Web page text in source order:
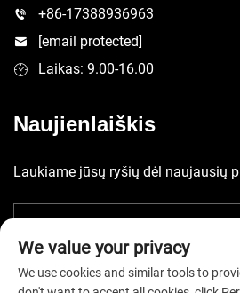
+86-17388936963
[email protected]
Laikas: 9.00-16.00
Naujienlaiškis
Laukiame jūsų ryšių dėl naujausių
We value your privacy
We use cookies and similar tools to